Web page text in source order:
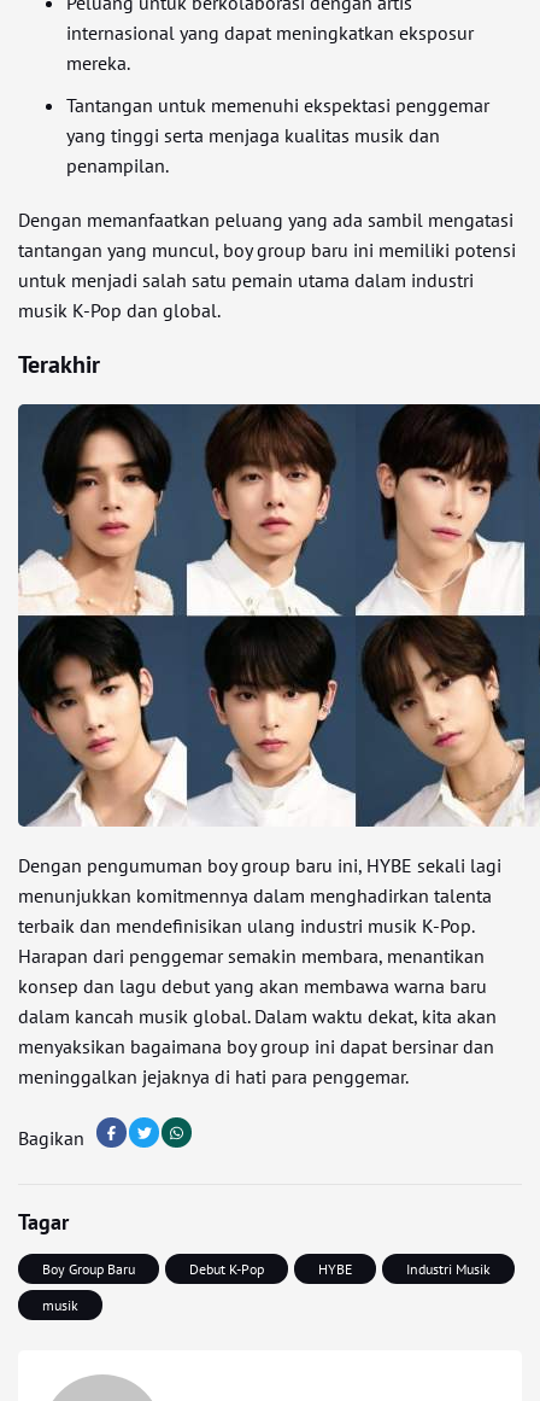
internasional yang dapat meningkatkan eksposur
mereka.
Tantangan untuk memenuhi ekspektasi penggemar
yang tinggi serta menjaga kualitas musik dan
penampilan.
Dengan memanfaatkan peluang yang ada sambil mengatasi
tantangan yang muncul, boy group baru ini memiliki potensi
untuk menjadi salah satu pemain utama dalam industri
musik K-Pop dan global.
Terakhir
Dengan pengumuman boy group baru ini, HYBE sekali lagi
menunjukkan komitmennya dalam menghadirkan talenta
terbaik dan mendefinisikan ulang industri musik K-Pop.
Harapan dari penggemar semakin membara, menantikan
konsep dan lagu debut yang akan membawa warna baru
dalam kancah musik global. Dalam waktu dekat, kita akan
menyaksikan bagaimana boy group ini dapat bersinar dan
meninggalkan jejaknya di hati para penggemar.
Bagikan
Tagar
Boy Group Baru Debut K-Pop HYBE
Industri Musik
musik